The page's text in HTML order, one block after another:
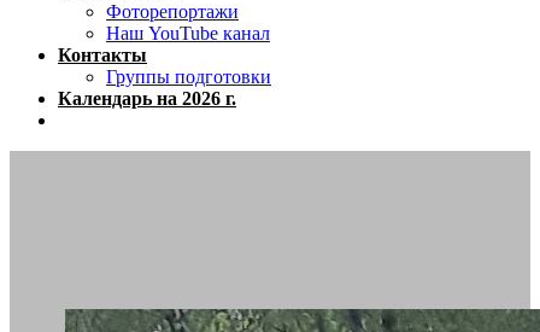
Фоторепортажи
Наш YouTube канал
Контакты
Группы подготовки
Календарь на 2026 г.